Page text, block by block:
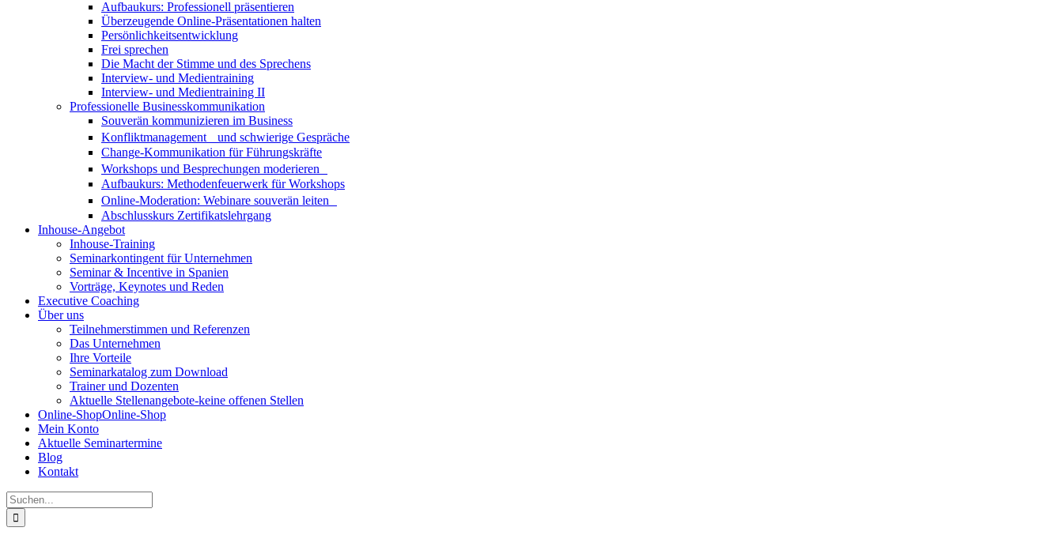
Aufbaukurs: Professionell präsentieren
Überzeugende Online-Präsentationen halten
Persönlichkeitsentwicklung
Frei sprechen
Die Macht der Stimme und des Sprechens
Interview- und Medientraining
Interview- und Medientraining II
Professionelle Businesskommunikation
Souverän kommunizieren im Business
Konfliktmanagement und schwierige Gespräche
Change-Kommunikation für Führungskräfte
Workshops und Besprechungen moderieren
Aufbaukurs: Methodenfeuerwerk für Workshops
Online-Moderation: Webinare souverän leiten
Abschlusskurs Zertifikatslehrgang
Inhouse-Angebot
Inhouse-Training
Seminarkontingent für Unternehmen
Seminar & Incentive in Spanien
Vorträge, Keynotes und Reden
Executive Coaching
Über uns
Teilnehmerstimmen und Referenzen
Das Unternehmen
Ihre Vorteile
Seminarkatalog zum Download
Trainer und Dozenten
Aktuelle Stellenangebote-keine offenen Stellen
Online-ShopOnline-Shop
Mein Konto
Aktuelle Seminartermine
Blog
Kontakt
Suche
nach: